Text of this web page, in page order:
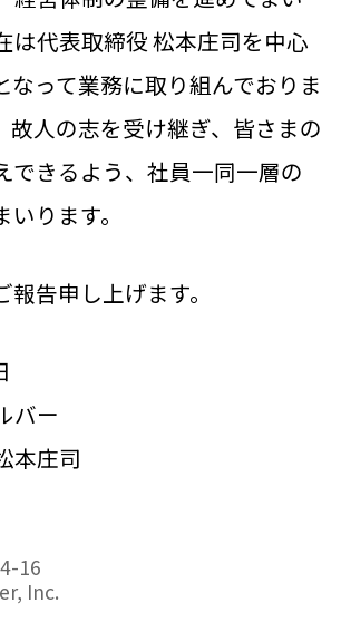
は代表取締役 松本庄司を中心
なって業務に取り組んでおりま
故人の志を受け継ぎ、皆さまの
できるよう、社員一同一層の
ります。
告申し上げます。
バー
本庄司
16
Inc.